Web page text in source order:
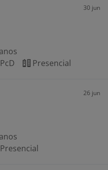
30 jun
PcD Presencial
26 jun
Presencial